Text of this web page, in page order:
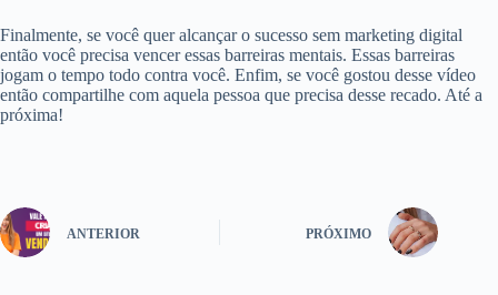
Finalmente, se você quer alcançar o sucesso sem marketing digital
então você precisa vencer essas barreiras mentais. Essas barreiras
jogam o tempo todo contra você. Enfim, se você gostou desse vídeo
então compartilhe com aquela pessoa que precisa desse recado. Até a
próxima!
ANTERIOR PRÓXIMO